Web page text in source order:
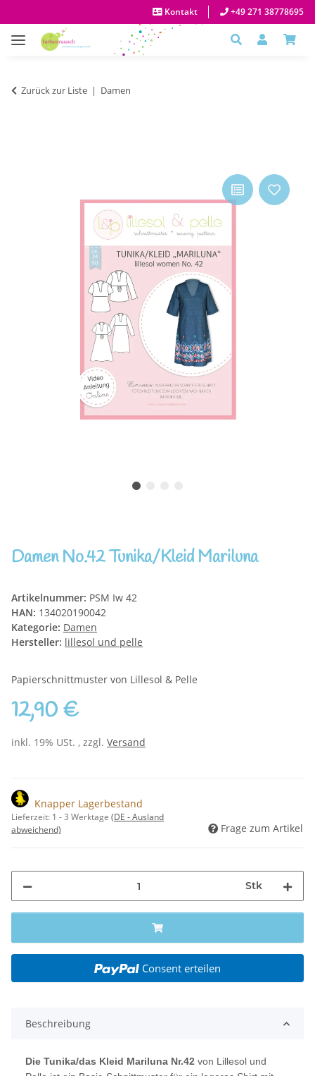
Kontakt +49 271 38778695
Zurück zur Liste Damen
Damen No.42 Tunika/Kleid Mariluna
Artikelnummer: PSM Iw 42
HAN: 134020190042
Kategorie: Damen
Hersteller: lillesol und pelle
Papierschnittmuster von Lillesol & Pelle
12,90 €
inkl. 19% USt. , zzgl. Versand
Knapper Lagerbestand
Lieferzeit: 1 - 3 Werktage (DE - Ausland
abweichend)
Frage zum Artikel
Stk
Consent erteilen
Beschreibung
Die Tunika/das Kleid Mariluna Nr.42 von Lillesol und